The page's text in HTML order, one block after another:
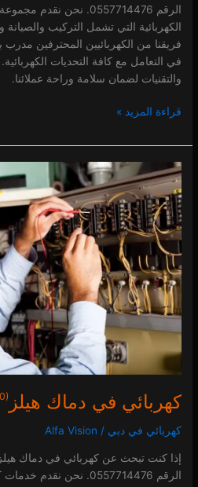
الرقم 0557714476. نحن
الكهربائية التي تشمل التركيب
فريقنا من الكهربائيين المحترفين
في التعامل مع كافة التحديات
والتقنيات لضمان سلامة وراحة عملائنا.
قراءة المزيد »
كهربائي في دماك هيلز
كهربائي في دبي /
Alfa Vision
إذا كنت تبحث عن كهربائي في دماك
الرقم 0557714476. نحن
كهربائي
في
دماك
هيلز
0 (0)